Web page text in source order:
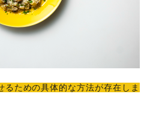
るための具体的な方法が存在しま